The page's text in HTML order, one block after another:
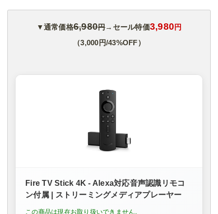
▼通常価格6,980円→セール特価3,980 円
（3,000円/43%OFF）
Fire TV Stick 4K - Alexa対応音声認識リモコ
ン付属 | ストリーミングメディアプレーヤー
この商品は現在お取り扱いできません。